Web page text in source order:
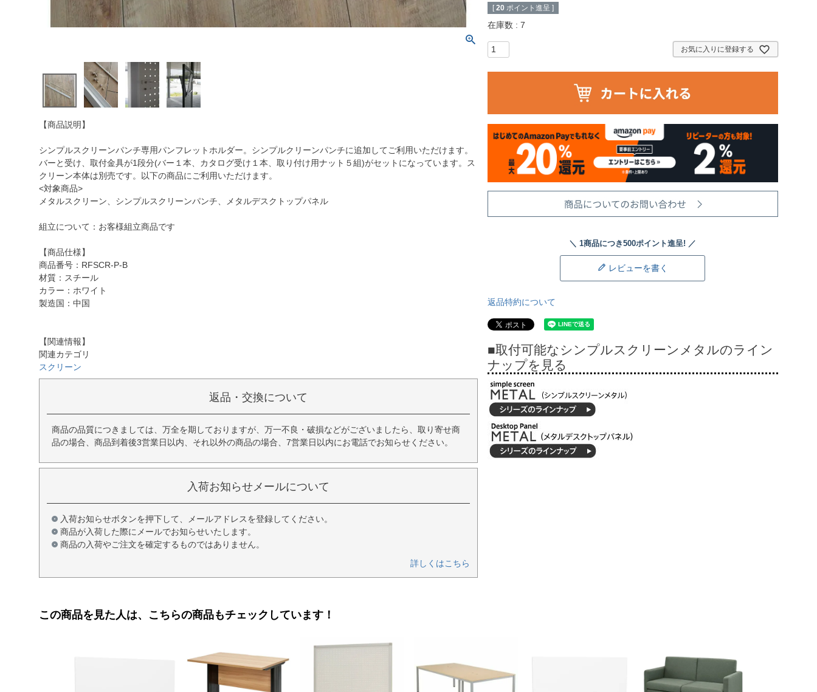
【商品説明】
シンプルスクリーンパンチ専用パンフレットホルダー。シンプルクリーンパンチに追加してご利用いただけます。
バーと受け、取付金具が1段分(バー１本、カタログ受け１本、取り付け用ナット５組)がセットになっています。ス
クリーン本体は別売です。以下の商品にご利用いただけます。
<対象商品>
メタルスクリーン、シンプルスクリーンパンチ、メタルデスクトップパネル
組立について：お客様組立商品です
【商品仕様】
商品番号：RFSCR-P-B
材質：スチール
カラー：ホワイト
製造国：中国
【関連情報】
関連カテゴリ
スクリーン
返品・交換について
商品の品質につきましては、万全を期しておりますが、万一不良・破損などがございましたら、取り寄せ商
品の場合、商品到着後3営業日以内、それ以外の商品の場合、7営業日以内にお電話でお知らせください。
入荷お知らせメールについて
入荷お知らせボタンを押下して、メールアドレスを登録してください。
商品が入荷した際にメールでお知らせいたします。
商品の入荷やご注文を確定するものではありません。
詳しくはこちら
[ 20 ポイント進呈 ]
在庫数 7
お気に入りに登録する
レビューを書く
返品特約について
■取付可能なシンプルスクリーンメタルのライン
ナップを見る
この商品を見た人は、こちらの商品もチェックしています！